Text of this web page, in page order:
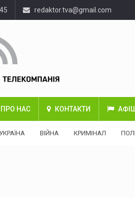
redaktor.tva@gmail.com
ПРО НАС КОНТАКТИ
УКРАЇНА ВІЙНА КРИМІНАЛ